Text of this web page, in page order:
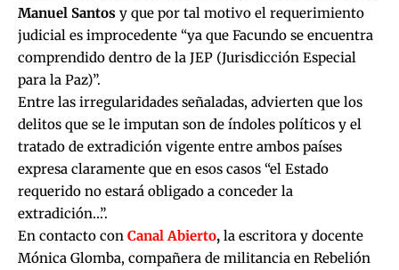
Manuel Santos y que por tal motivo el requerimiento
judicial es improcedente “ya que Facundo se encuentra
comprendido dentro de la JEP (Jurisdicción Especial
para la Paz)”.
Entre las irregularidades señaladas, advierten que los
delitos que se le imputan son de índoles políticos y el
tratado de extradición vigente entre ambos países
expresa claramente que en esos casos “el Estado
requerido no estará obligado a conceder la
extradición…”.
En contacto con Canal Abierto, la escritora y docente
Mónica Glomba, compañera de militancia en Rebelión